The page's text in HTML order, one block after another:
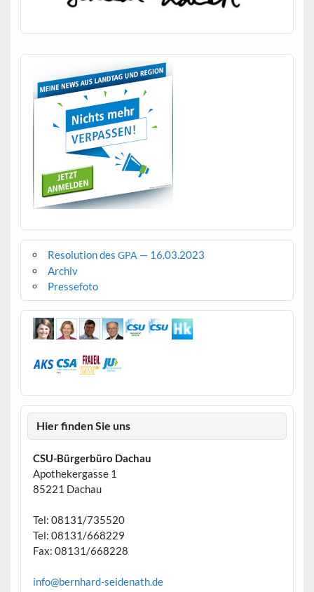
Resolution des GPA — 16.03.2023
Archiv
Pressefoto
Hier finden Sie uns
CSU-Bürgerbüro Dachau
Apothekergasse 1
85221 Dachau
Tel: 08131/735520
Tel: 08131/668229
Fax: 08131/668228
info@bernhard-seidenath.de